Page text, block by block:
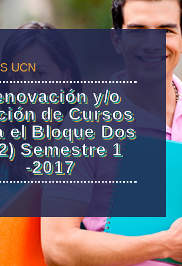
UCN
y/o
de Cursos
el Bloque Dos
Semestre 1
-2017